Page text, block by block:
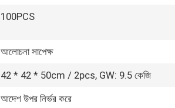
100PCS
আলোচনা সাপেক্ষ
42 * 42 * 50cm / 2pcs, GW: 9.5 কেজি
আদেশ উপর নির্ভর করে